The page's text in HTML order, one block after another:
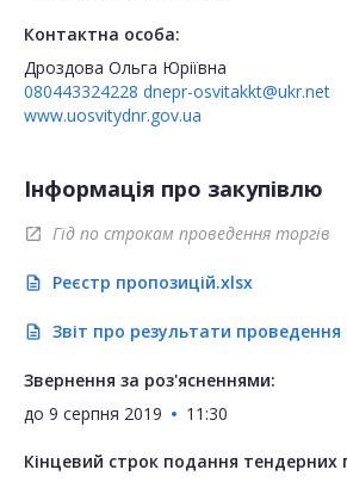
Контактна особа:
Дроздова Ольга Юріївна
080443324228 dnepr-osvitakkt@ukr.net
www.uosvitydnr.gov.ua
Інформація про закупівлю
open_in_new Гід по строкам проведення торгів
description Реєстр пропозицій.xlsx
description Звіт про результати
Звернення за роз'ясненнями:
до 9 серпня 2019 11:30
Кінцевий строк подання тендерних